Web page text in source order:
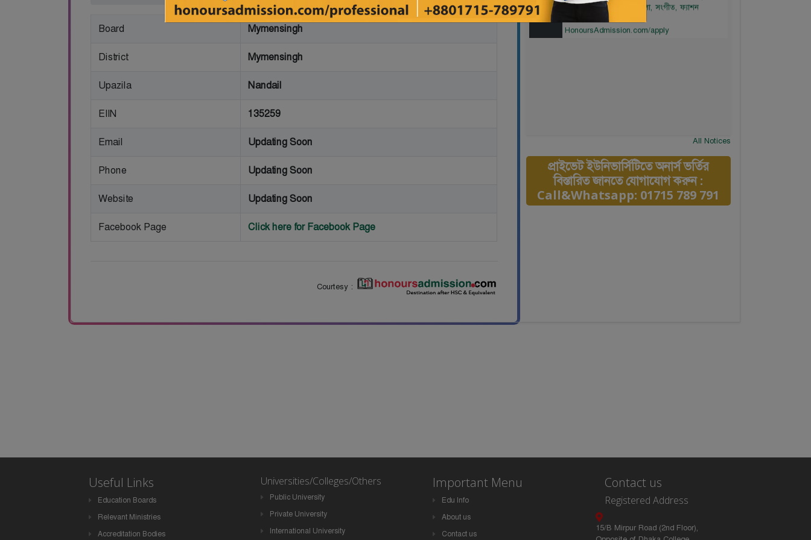
Board Mymensingh
District Mymensingh
Upazila Nandail
EIIN 135259
Email Updating Soon
Phone Updating Soon
Website Updating Soon
Facebook Page Click here for Facebook Page
Courtesy :
ডিজাইন। আবেদন লিংকঃ
HonoursAdmission.com/apply
All Notices
প্রাইভেট ইউনিভার্সিটিতে অনার্স ভর্তির
বিস্তারিত জানতে যোগাযোগ করুন :
Call&Whatsapp: 01715 789 791
Useful Links
Education Boards
Relevant Ministries
Accreditation Bodies
Universities/Colleges/Others
Public University
Private University
International University
Important Menu
Edu Info
About us
Contact us
Contact us
Registered Address
15/B Mirpur Road (2nd Floor),